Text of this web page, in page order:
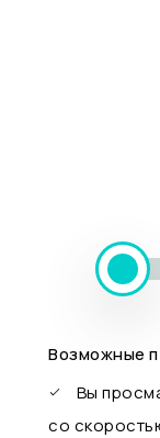
Возможные
Вы
со